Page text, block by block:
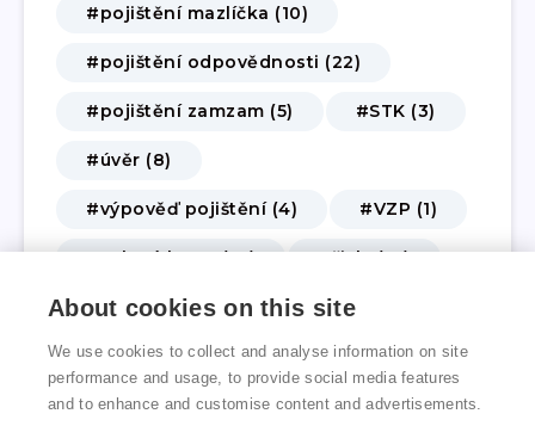
#pojištění mazlíčka (10)
#pojištění odpovědnosti (22)
#pojištění zamzam (5) #STK (3)
#úvěr (8)
#výpověď pojištění (4) #VZP (1)
#zelená karta (10) #živly (14)
#životní a úrazové pojištění (62)
#změna pojištění (3)
About cookies on this site
We use cookies to collect and analyse information on site
performance and usage, to provide social media features
and to enhance and customise content and advertisements.